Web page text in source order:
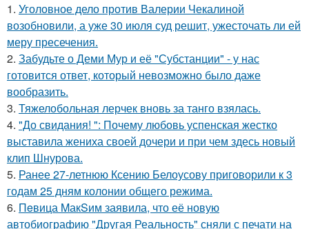
1. Уголовное дело против Валерии Чекалиной
возобновили, а уже 30 июля суд решит, ужесточать ли ей
меру пресечения.
2. Забудьте о Деми Мур и её "Субстанции" - у нас
готовится ответ, который невозможно было даже
вообразить.
3. Тяжелобольная лерчек вновь за танго взялась.
4. "До свидания! ": Почему любовь успенская жестко
выставила жениха своей дочери и при чем здесь новый
клип Шнурова.
5. Ранее 27-летнюю Ксению Белоусову приговорили к 3
годам 25 дням колонии общего режима.
6. Пeвица MакSим заявила, что её новую
автобиографию "Другая Реальность" сняли с печати на